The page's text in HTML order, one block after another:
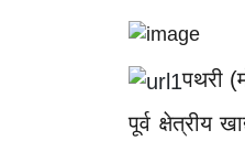
पथरी
पूर्व क्षेत्रीय